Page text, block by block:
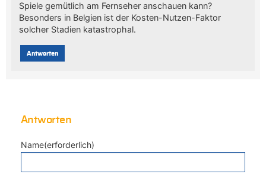
Spiele gemütlich am Fernseher anschauen kann?
Besonders in Belgien ist der Kosten-Nutzen-Faktor
solcher Stadien katastrophal.
Antworten
Antworten
Name(erforderlich)